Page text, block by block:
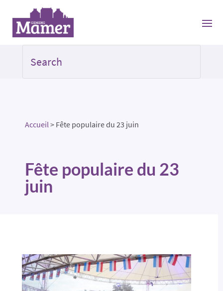
Accueil> Fête populaire du 23 juin
Fête populaire du 23
juin